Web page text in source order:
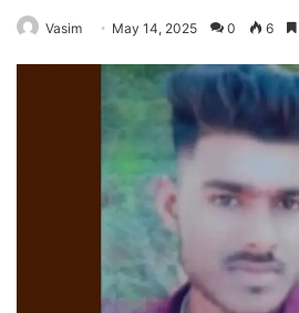
Vasim May 14, 2025 0 6